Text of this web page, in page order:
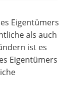
Eigentümers
als auch
ist es
Eigentümers